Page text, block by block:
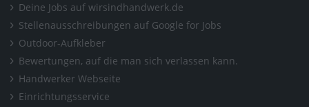
Deine Jobs auf wirsindhandwerk.de
Stellenausschreibungen auf Google for Jobs
Outdoor-Aufkleber
Bewertungen, auf die man sich verlassen kann.
Handwerker Webseite
Einrichtungsservice